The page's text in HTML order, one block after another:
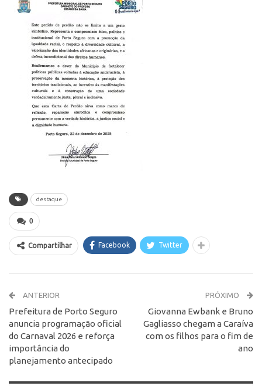
destaque
0
Compartilhar Facebook Twitter
ANTERIOR
Prefeitura de Porto Seguro
anuncia programação oficial
do Carnaval 2026 e reforça
importância do
planejamento antecipado
PRÓXIMO
Giovanna Ewbank e Bruno
Gagliasso chegam a Caraíva
com os filhos para o fim de
ano